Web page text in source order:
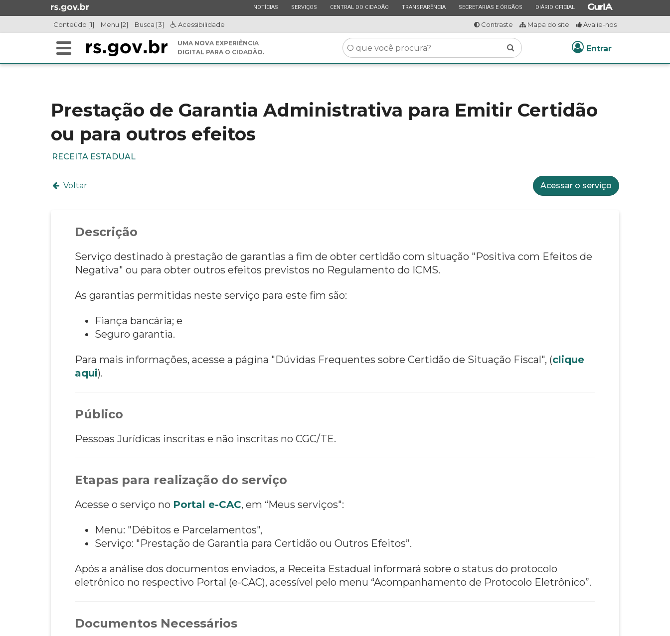
para
para
ESTADO
NOTÍCIAS ESTADO
SERVIÇOS ESTADO
CENTRAL DO CIDADÃO ESTADO
TRANSPARÊNCIA ESTADO
SECRETARIAS E ÓRGÃOS ESTADO
DIÁRIO OFICIAL ESTADO
Conteúdo [1] Menu [2] Busca [3] Acessibilidade Contraste Mapa do site Avalie-nos
Alterna
UMA NOVA EXPERIÊNCIA
DIGITAL PARA O CIDADÃO.
O
que
você
Buscar Entrar
Prestação de Garantia Administrativa para Emitir Certidão
ou para outros efeitos
RECEITA ESTADUAL
Voltar Acessar o serviço
Descrição
Serviço destinado à prestação de garantias a fim de obter certidão com situação "Positiva com Efeitos de
Negativa" ou para obter outros efeitos previstos no Regulamento do ICMS.
As garantias permitidas neste serviço para este fim são:
Fiança bancária; e
Seguro garantia.
Para mais informações, acesse a página "Dúvidas Frequentes sobre Certidão de Situação Fiscal", (clique
aqui).
Público
Pessoas Jurídicas inscritas e não inscritas no CGC/TE.
Etapas para realização do serviço
Acesse o serviço no Portal e-CAC, em “Meus serviços":
Menu: "Débitos e Parcelamentos",
Serviço: "Prestação de Garantia para Certidão ou Outros Efeitos”.
Após a análise dos documentos enviados, a Receita Estadual informará sobre o status do protocolo
eletrônico no respectivo Portal (e-CAC), acessível pelo menu “Acompanhamento de Protocolo Eletrônico”.
Documentos Necessários